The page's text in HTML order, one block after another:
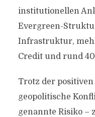
institutionellen
Evergreen-
Infrastruktur,
Credit und rund
Trotz der
geopolitische
genannte Risiko –